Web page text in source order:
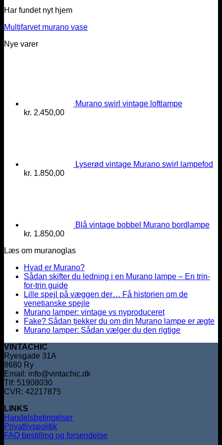
Har fundet nyt hjem
Multifarvet murano vase
Nye varer
Murano swirl vintage loftlampe
kr. 2.450,00
Lyserød vintage Murano swirl lampefod
kr. 1.850,00
Blå vintage bobbel Murano bordlampe
kr. 1.850,00
Læs om muranoglas
Hvad er Murano?
Sådan skifter du ledning i en Murano lampe – En trin-
for-trin guide
Lille spejl på væggen der… Få historien om de
venetianske spejle
Murano lamper: vintage vs nyproduceret
Fake? Sådan tjekker du om din Murano lampe er ægte
Murano lamper: Sådan vælger du den rigtige
VINTACHIC
Ryesgade 31A
8680 Ry
Email: info@vintachic.dk
Tlf: 51908030
CVR: 42217875
LINKS
Handelsbetingelser
Privatlivspolitik
FAQ bestilling og forsendelse